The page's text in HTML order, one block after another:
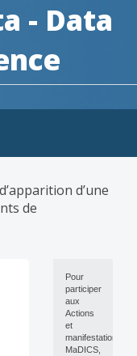
- Data
d’une
de
Pour
participer
aux
Actions
et
manifestations
MaDICS,